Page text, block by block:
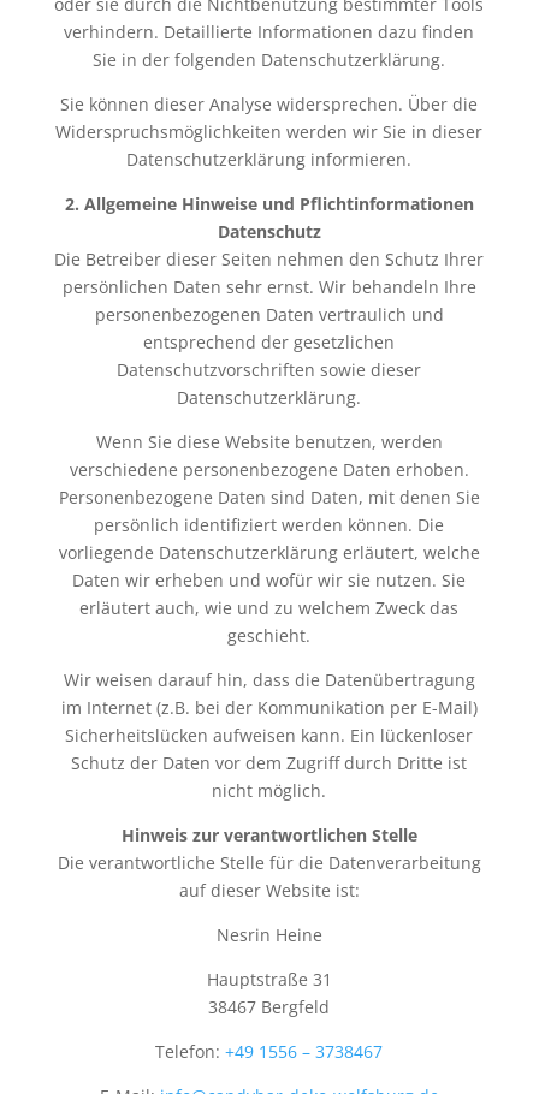
verhindern. Detaillierte Informationen dazu finden
Sie in der folgenden Datenschutzerklärung.
Sie können dieser Analyse widersprechen. Über die
Widerspruchsmöglichkeiten werden wir Sie in dieser
Datenschutzerklärung informieren.
2. Allgemeine Hinweise und Pflichtinformationen
Datenschutz
Die Betreiber dieser Seiten nehmen den Schutz Ihrer
persönlichen Daten sehr ernst. Wir behandeln Ihre
personenbezogenen Daten vertraulich und
entsprechend der gesetzlichen
Datenschutzvorschriften sowie dieser
Datenschutzerklärung.
Wenn Sie diese Website benutzen, werden
verschiedene personenbezogene Daten erhoben.
Personenbezogene Daten sind Daten, mit denen Sie
persönlich identifiziert werden können. Die
vorliegende Datenschutzerklärung erläutert, welche
Daten wir erheben und wofür wir sie nutzen. Sie
erläutert auch, wie und zu welchem Zweck das
geschieht.
Wir weisen darauf hin, dass die Datenübertragung
im Internet (z.B. bei der Kommunikation per E-Mail)
Sicherheitslücken aufweisen kann. Ein lückenloser
Schutz der Daten vor dem Zugriff durch Dritte ist
nicht möglich.
Hinweis zur verantwortlichen Stelle
Die verantwortliche Stelle für die Datenverarbeitung
auf dieser Website ist:
Nesrin Heine
Hauptstraße 31
38467 Bergfeld
Telefon:+49 1556 – 3738467